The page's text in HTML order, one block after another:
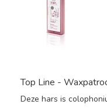
Top Line -
Deze hars is